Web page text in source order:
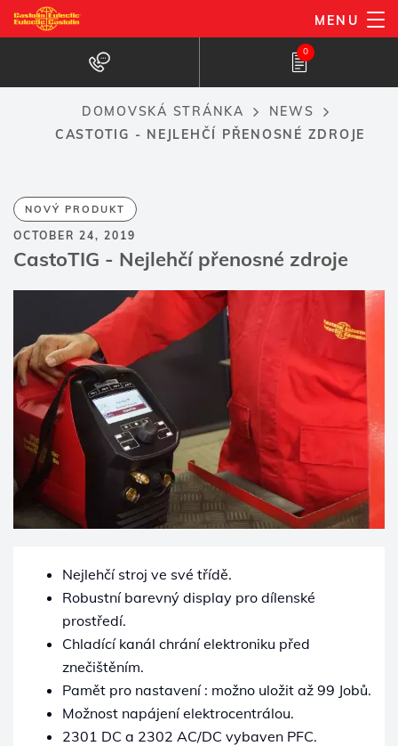
Přejít
k
obsahu
MENU
0
Breadcrumb
DOMOVSKÁ STRÁNKA
NEWS
CASTOTIG - NEJLEHČÍ PŘENOSNÉ ZDROJE
NOVÝ PRODUKT
OCTOBER 24, 2019
CastoTIG - Nejlehčí přenosné zdroje
Nejlehčí stroj ve své třídě.
Robustní barevný display pro dílenské
prostředí.
Chladící kanál chrání elektroniku před
znečištěním.
Pamět pro nastavení : možno uložit až 99 Jobů.
Možnost napájení elektrocentrálou.
2301 DC a 2302 AC/DC vybaven PFC.